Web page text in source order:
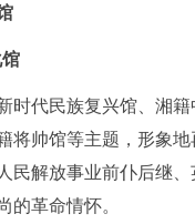
时代民族复兴馆、湘
将帅馆等主题，形象
民解放事业前仆后继、
的革命情怀。